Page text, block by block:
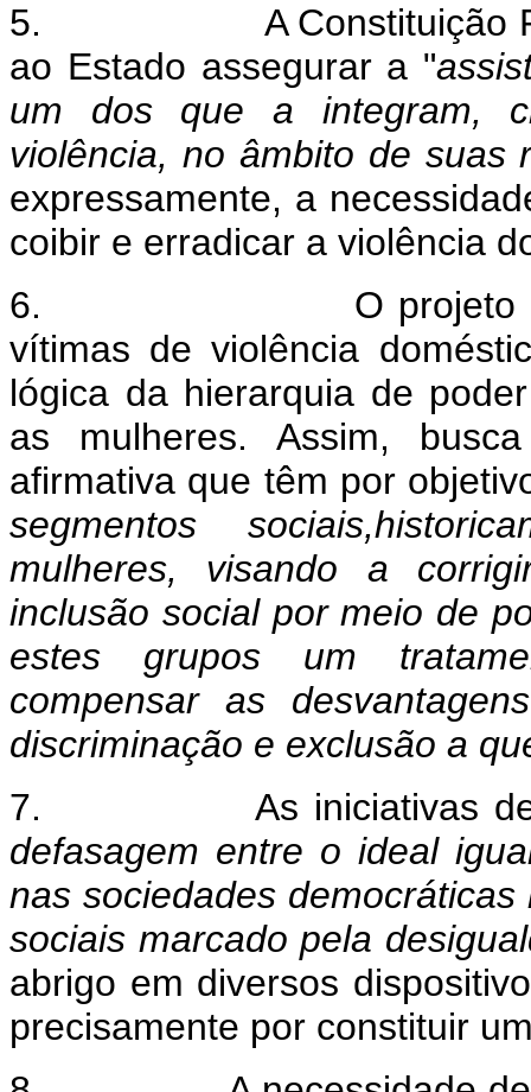
5.
A Constituição
ao Estado assegurar a "
um dos que a integram,
violência, no âmbito de suas
expressamente, a
coibir e erradicar a violência
6.
O projeto
vítimas de violência
lógica da hierarquia de
as mulheres. Assim,
afirmativa que têm por
segmentos
mulheres, visando a
inclusão social por meio de
estes grupos um
compensar as
discriminação e exclusão a
7.
As iniciativas
defasagem entre o ideal
nas sociedades
sociais marcado pela
abrigo em diversos
precisamente por constituir